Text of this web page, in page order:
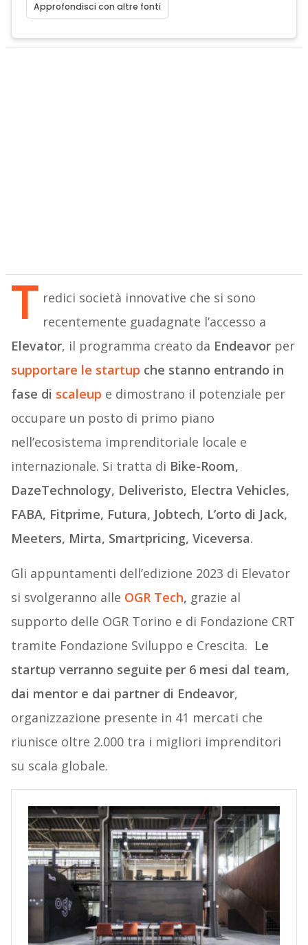
Approfondisci con altre fonti
T redici società innovative che si sono
recentemente guadagnate l’accesso a
Elevator, il programma creato da Endeavorper
supportare le startup che stanno entrando in
fase di scaleup e dimostrano il potenziale per
occupare un posto di primo piano
nell’ecosistema imprenditoriale locale e
internazionale. Si tratta di Bike-Room,
DazeTechnology, Deliveristo, Electra Vehicles,
FABA, Fitprime, Futura, Jobtech, L’orto di Jack,
Meeters, Mirta, Smartpricing, Viceversa.
Gli appuntamenti dell’edizione 2023 di Elevator
si svolgeranno alle OGR Tech, grazie al
supporto delle OGR Torino e di Fondazione CRT
tramite Fondazione Sviluppo e Crescita. Le
startup verranno seguite per 6 mesi dal team,
dai mentor e dai partner di Endeavor,
organizzazione presente in 41 mercati che
riunisce oltre 2.000 tra i migliori imprenditori
su scala globale.